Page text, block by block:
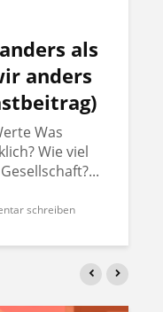
als
anders
Was
Wie viel
schreiben